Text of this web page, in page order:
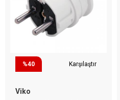
%40 Karşılaştır
Viko